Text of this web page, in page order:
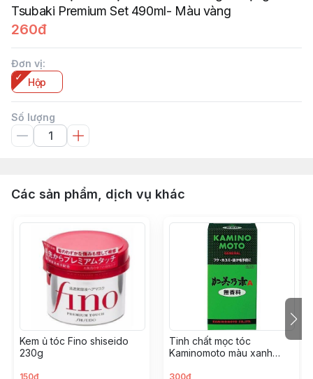
Tsubaki Premium Set 490ml- Màu vàng
260đ
Đơn vị:
Hộp
Số lượng
Các sản phẩm, dịch vụ khác
Kem ủ tóc Fino shiseido
230g
150đ
Tinh chất mọc tóc
Kaminomoto màu xanh
300đ